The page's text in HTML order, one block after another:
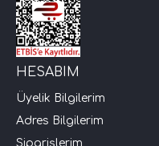
Performans)
HESABIM
Üyelik Bilgilerim
Adres Bilgilerim
Siparişlerim